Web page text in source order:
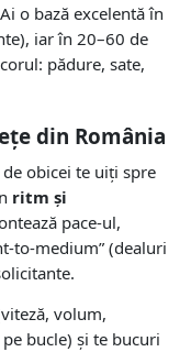
o bază excelentă în
iar în 20–60 de
pădure, sate,
din România
de obicei te uiți spre
ritm și
pace-ul,
to-medium” (dealuri
volum,
bucle) și te bucuri